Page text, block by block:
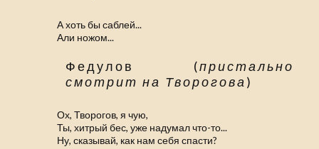
А хоть бы саблей...
Али ножом...
Федулов (пристально
смотрит на Творогова )
Ох, Творогов, я чую,
Ты, хитрый бес, уже надумал что-то...
Ну, сказывай, как нам себя спасти?